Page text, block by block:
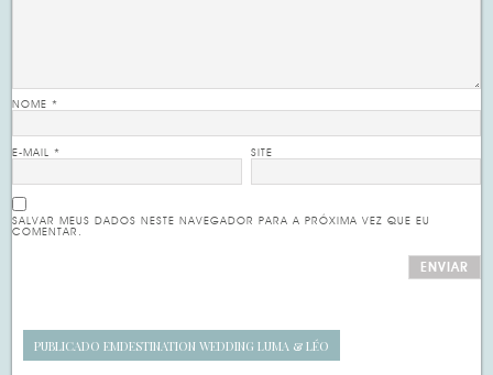
NOME*
E-MAIL* SITE
SALVAR MEUS DADOS NESTE NAVEGADOR PARA A PRÓXIMA VEZ QUE EU
COMENTAR.
PUBLICADO EMDESTINATION WEDDING LUMA & LÉO